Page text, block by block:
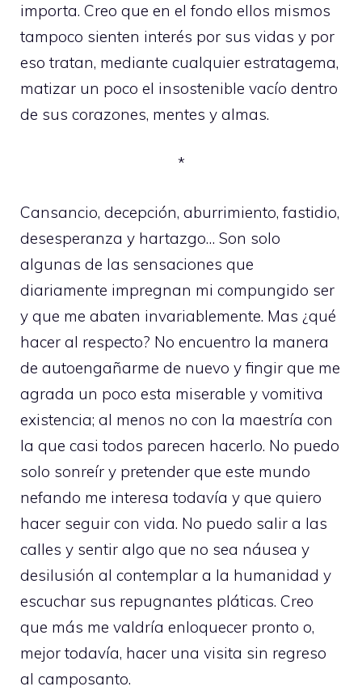
importa. Creo que en el fondo ellos mismos
tampoco sienten interés por sus vidas y por
eso tratan, mediante cualquier estratagema,
matizar un poco el insostenible vacío dentro
de sus corazones, mentes y almas.
*
Cansancio, decepción, aburrimiento, fastidio,
desesperanza y hartazgo… Son solo
algunas de las sensaciones que
diariamente impregnan mi compungido ser
y que me abaten invariablemente. Mas ¿qué
hacer al respecto? No encuentro la manera
de autoengañarme de nuevo y fingir que me
agrada un poco esta miserable y vomitiva
existencia; al menos no con la maestría con
la que casi todos parecen hacerlo. No puedo
solo sonreír y pretender que este mundo
nefando me interesa todavía y que quiero
hacer seguir con vida. No puedo salir a las
calles y sentir algo que no sea náusea y
desilusión al contemplar a la humanidad y
escuchar sus repugnantes pláticas. Creo
que más me valdría enloquecer pronto o,
mejor todavía, hacer una visita sin regreso
al camposanto.